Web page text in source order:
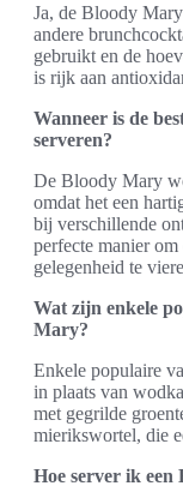
Ja, de Bloody
andere
gebruikt en de
is rijk aan
Wanneer is de
serveren?
De Bloody Mary
omdat het een
bij verschillende
perfecte manier
gelegenheid te
Wat zijn enkele
Mary?
Enkele populaire
in plaats van
met gegrilde
mierikswortel, die
Hoe server ik